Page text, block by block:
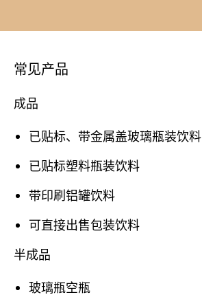
常见产品
成品
已贴标、带金属盖玻璃瓶装饮料
已贴标塑料瓶装饮料
带印刷铝罐饮料
可直接出售包装饮料
半成品
玻璃瓶空瓶